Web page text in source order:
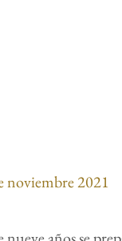
noviembre2021